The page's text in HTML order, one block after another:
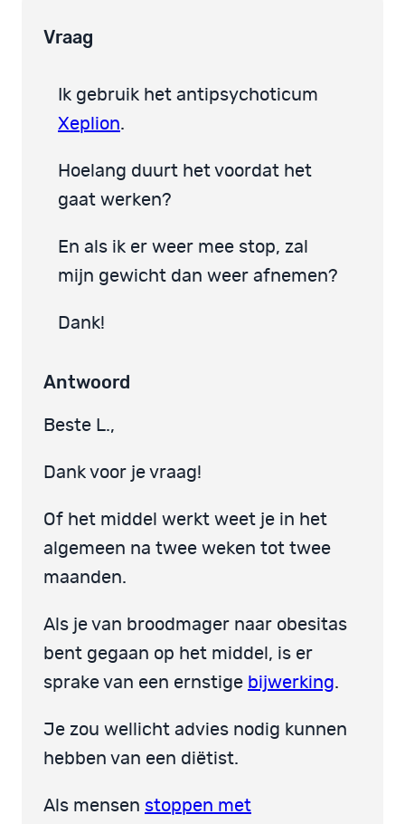
Vraag
Ik gebruik het antipsychoticum
Xeplion.
Hoelang duurt het voordat het
gaat werken?
En als ik er weer mee stop, zal
mijn gewicht dan weer afnemen?
Dank!
Antwoord
Beste L.,
Dank voor je vraag!
Of het middel werkt weet je in het
algemeen na twee weken tot twee
maanden.
Als je van broodmager naar obesitas
bent gegaan op het middel, is er
sprake van een ernstige bijwerking.
Je zou wellicht advies nodig kunnen
hebben van een diëtist.
Als mensen stoppen met